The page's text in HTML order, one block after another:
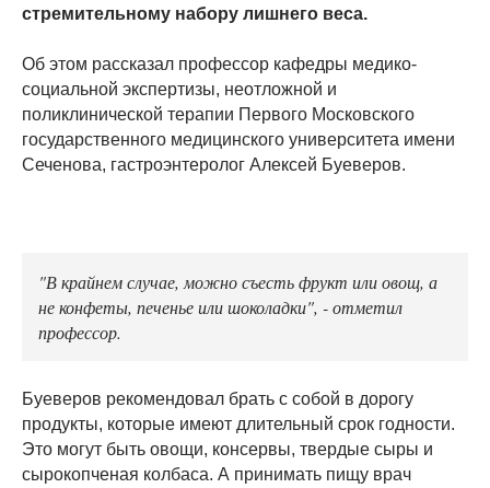
стремительному набору лишнего веса.
Об этом рассказал профессор кафедры медико-
социальной экспертизы, неотложной и
поликлинической терапии Первого Московского
государственного медицинского университета имени
Сеченова, гастроэнтеролог Алексей Буеверов.
"В крайнем случае, можно съесть фрукт или овощ, а
не конфеты, печенье или шоколадки", - отметил
профессор.
Буеверов рекомендовал брать с собой в дорогу
продукты, которые имеют длительный срок годности.
Это могут быть овощи, консервы, твердые сыры и
сырокопченая колбаса. А принимать пищу врач